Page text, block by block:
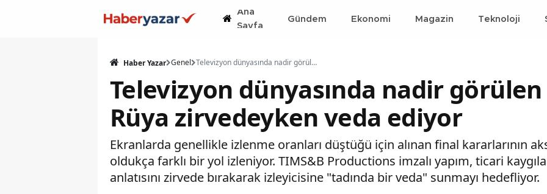
Ana
Sayfa
Gündem Ekonomi Magazin Teknoloji
Haber Yazar Genel Televizyon dünyasında nadir görülen karar: Eşref Rüya zirvedeyken veda ediyor
Televizyon dünyasında nadir
Rüya zirvedeyken veda ediyor
Ekranlarda genellikle izlenme oranları düştüğü için alınan final kararlarının
oldukça farklı bir yol izleniyor. TIMS&B Productions imzalı yapım, ticari
anlatısını zirvede bırakarak izleyicisine "tadında bir veda" sunmayı hedefliyor.